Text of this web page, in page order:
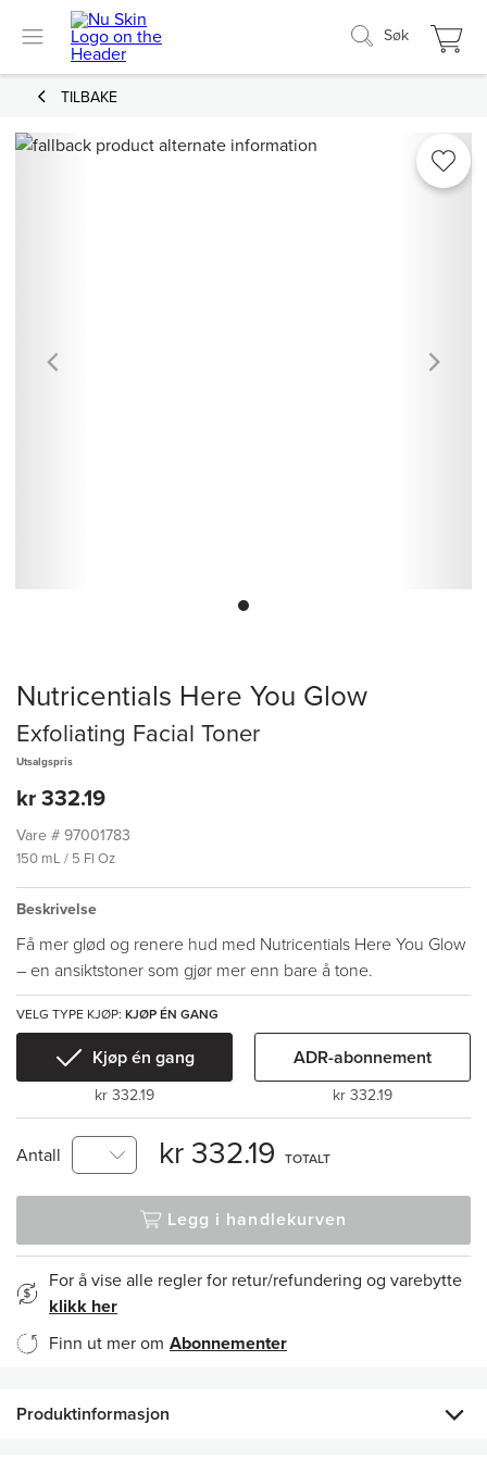
Søk
TILBAKE
Nutricentials Here You Glow
Exfoliating Facial Toner
Utsalgspris
kr 332.19
Vare # 97001783
150 mL / 5 Fl Oz
Beskrivelse
Få mer glød og renere hud med Nutricentials Here You Glow
– en ansiktstoner som gjør mer enn bare å tone.
VELG TYPE KJØP: KJØP ÉN GANG
Kjøp én gang
kr 332.19
ADR-abonnement
kr 332.19
Antall kr 332.19 TOTALT
Legg i handlekurven
For å vise alle regler for retur/refundering og varebytte
klikk her
Finn ut mer om Abonnementer
Produktinformasjon